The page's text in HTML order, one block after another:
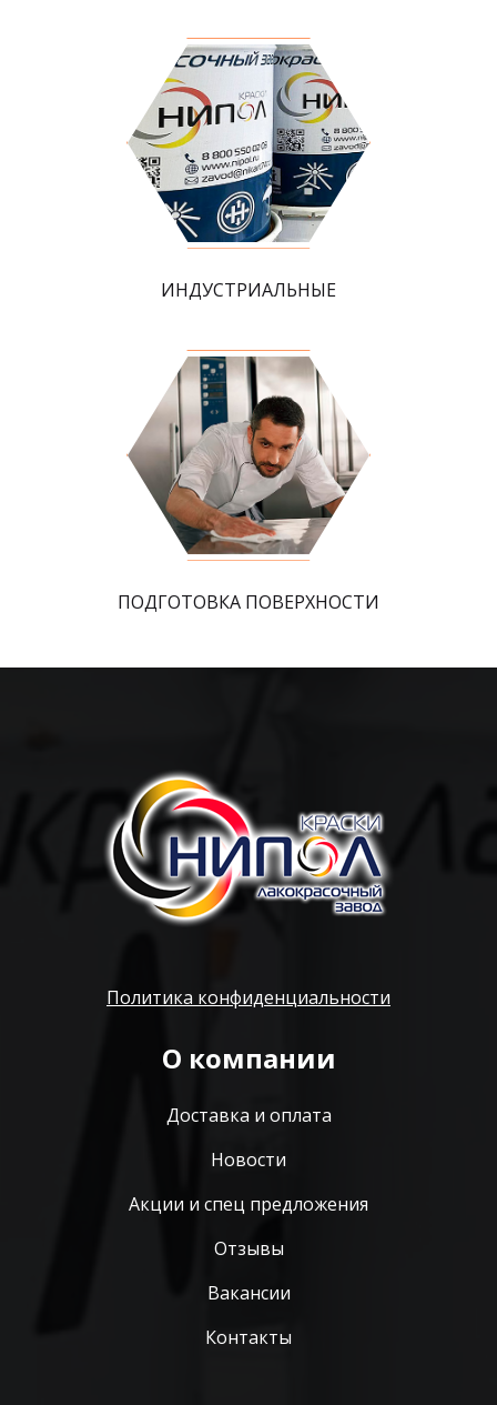
ИНДУСТРИАЛЬНЫЕ
ПОДГОТОВКА ПОВЕРХНОСТИ
Политика конфиденциальности
О компании
Доставка и оплата
Новости
Акции и спец предложения
Отзывы
Вакансии
Контакты